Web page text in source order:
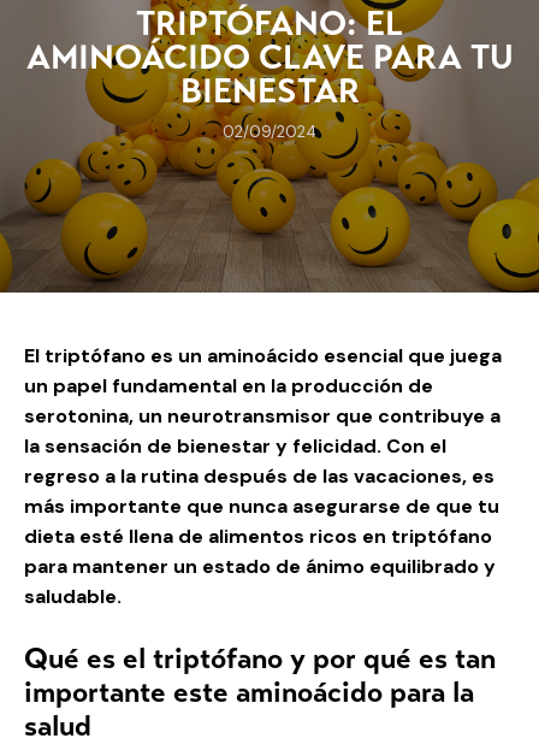
TRIPTÓFANO: EL
AMINOÁCIDO CLAVE PARA TU
BIENESTAR
02/09/2024
El triptófano es un aminoácido esencial que juega
un papel fundamental en la producción de
serotonina, un neurotransmisor que contribuye a
la sensación de bienestar y felicidad. Con el
regreso a la rutina después de las vacaciones, es
más importante que nunca asegurarse de que tu
dieta esté llena de alimentos ricos en triptófano
para mantener un estado de ánimo equilibrado y
saludable.
Qué es el triptófano y por qué es tan
importante este aminoácido para la
salud